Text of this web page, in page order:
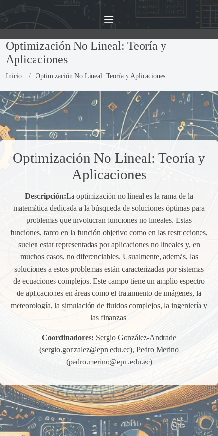
Optimización No Lineal: Teoría y
Aplicaciones
Inicio Optimización No Lineal: Teoría y Aplicaciones
Optimización No Lineal: Teoría y
Aplicaciones
Descripción:La optimización no lineal es la rama de la
matemática dedicada a la búsqueda de soluciones óptimas para
problemas que involucran funciones no lineales. Estas
funciones, tanto en la función objetivo como en las restricciones,
suelen estar representadas por aplicaciones no lineales y, en
muchos casos, no diferenciables. Usualmente, además, las
soluciones a estos problemas están caracterizadas por sistemas
de ecuaciones complejos. Este campo tiene un amplio espectro
de aplicaciones en áreas como el tratamiento de imágenes, la
meteorología, la simulación de fluidos complejos, la ingeniería y
las finanzas.
Coordinadores: Sergio González-Andrade
(sergio.gonzalez@epn.edu.ec), Pedro Merino
(pedro.merino@epn.edu.ec)